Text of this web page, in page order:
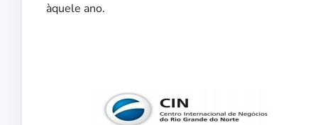
àquele ano.